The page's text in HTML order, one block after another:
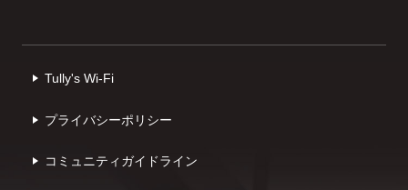
Tully's Wi-Fi
プライバシーポリシー
コミュニティガイドライン